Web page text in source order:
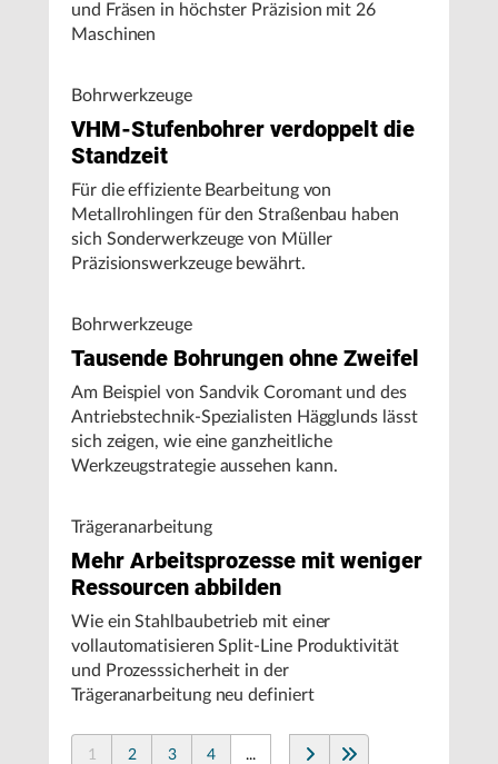
und Fräsen in höchster Präzision mit 26
Maschinen
Bohrwerkzeuge
VHM-Stufenbohrer verdoppelt die
Standzeit
Für die effiziente Bearbeitung von
Metallrohlingen für den Straßenbau haben
sich Sonderwerkzeuge von Müller
Präzisionswerkzeuge bewährt.
Bohrwerkzeuge
Tausende Bohrungen ohne Zweifel
Am Beispiel von Sandvik Coromant und des
Antriebstechnik-Spezialisten Hägglunds lässt
sich zeigen, wie eine ganzheitliche
Werkzeugstrategie aussehen kann.
Trägeranarbeitung
Mehr Arbeitsprozesse mit weniger
Ressourcen abbilden
Wie ein Stahlbaubetrieb mit einer
vollautomatisieren Split-Line Produktivität
und Prozesssicherheit in der
Trägeranarbeitung neu definiert
1 2 3 4 ...